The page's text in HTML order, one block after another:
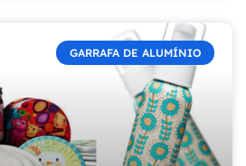
GARRAFA DE ALUMÍNIO